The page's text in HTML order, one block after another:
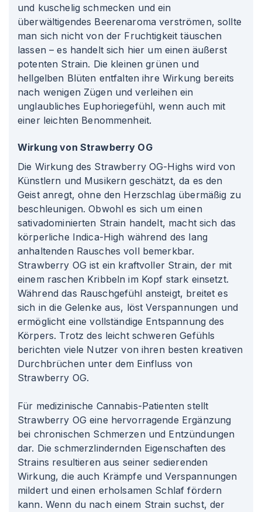
und kuschelig schmecken und ein
überwältigendes Beerenaroma verströmen, sollte
man sich nicht von der Fruchtigkeit täuschen
lassen – es handelt sich hier um einen äußerst
potenten Strain. Die kleinen grünen und
hellgelben Blüten entfalten ihre Wirkung bereits
nach wenigen Zügen und verleihen ein
unglaubliches Euphoriegefühl, wenn auch mit
einer leichten Benommenheit.
Wirkung von Strawberry OG
Die Wirkung des Strawberry OG-Highs wird von
Künstlern und Musikern geschätzt, da es den
Geist anregt, ohne den Herzschlag übermäßig zu
beschleunigen. Obwohl es sich um einen
sativadominierten Strain handelt, macht sich das
körperliche Indica-High während des lang
anhaltenden Rausches voll bemerkbar.
Strawberry OG ist ein kraftvoller Strain, der mit
einem raschen Kribbeln im Kopf stark einsetzt.
Während das Rauschgefühl ansteigt, breitet es
sich in die Gelenke aus, löst Verspannungen und
ermöglicht eine vollständige Entspannung des
Körpers. Trotz des leicht schweren Gefühls
berichten viele Nutzer von ihren besten kreativen
Durchbrüchen unter dem Einfluss von
Strawberry OG.
Für medizinische Cannabis-Patienten stellt
Strawberry OG eine hervorragende Ergänzung
bei chronischen Schmerzen und Entzündungen
dar. Die schmerzlindernden Eigenschaften des
Strains resultieren aus seiner sedierenden
Wirkung, die auch Krämpfe und Verspannungen
mildert und einen erholsamen Schlaf fördern
kann. Wenn du nach einem Strain suchst, der